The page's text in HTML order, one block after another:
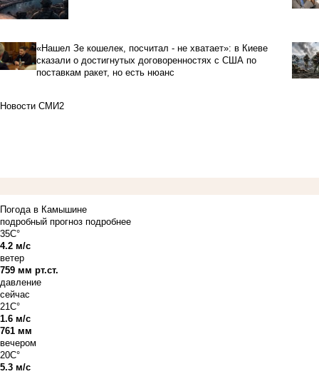
«Нашел Зе кошелек, посчитал - не хватает»: в Киеве
сказали о достигнутых договоренностях с США по
поставкам ракет, но есть нюанс
Новости СМИ2
Погода в Камышине
подробный прогноз подробнее
35C°
4.2 м/с
ветер
759 мм рт.ст.
давление
сейчас
21C°
1.6 м/с
761 мм
вечером
20C°
5.3 м/с